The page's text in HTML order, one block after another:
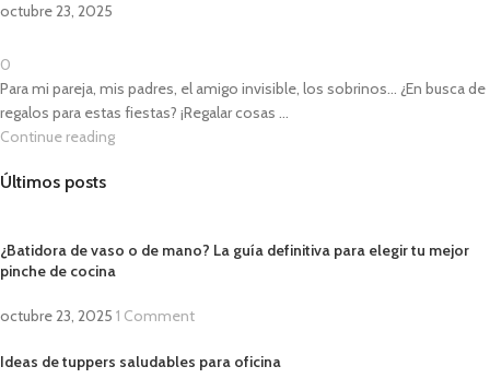
octubre 23, 2025
0
Para mi pareja, mis padres, el amigo invisible, los sobrinos... ¿En busca de
regalos para estas fiestas? ¡Regalar cosas ...
Continue reading
Últimos posts
¿Batidora de vaso o de mano? La guía definitiva para elegir tu mejor
pinche de cocina
octubre 23, 2025 1 Comment
Ideas de tuppers saludables para oficina